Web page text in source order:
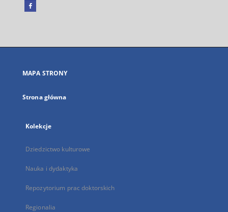
Facebook
się
karcie
MAPA STRONY
Strona główna
Kolekcje
Dziedzictwo kulturowe
Nauka i dydaktyka
Repozytorium prac doktorskich
Regionalia